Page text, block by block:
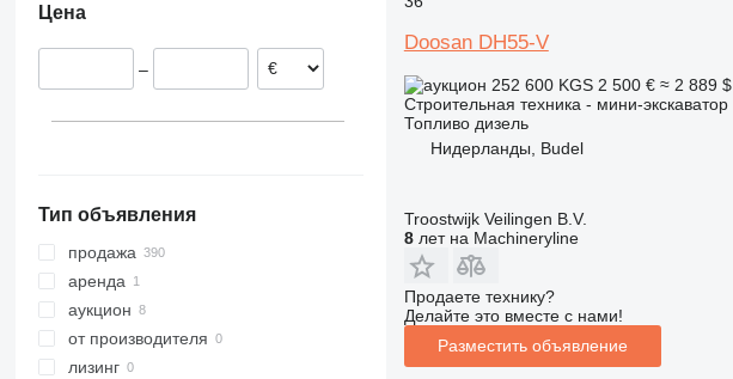
313
319
320
321
322
323
324
DX235
DX255
DX350LC
DX360
DX380
DX420
DX520
DX530
435S
8018
8025
8026
8030
8035
8055
3369
Pecolift
Toucan
XR
Цена
–
Тип объявления
продажа
аренда
аукцион
от производителя
лизинг
Doosan DH55-V
252 600 KGS 2 500 € ≈ 2 889 $
Строительная техника - мини-экскаватор
Топливо дизель
Нидерланды, Budel
Troostwijk Veilingen B.V.
8лет на Machineryline
Продаете технику?
Делайте это вместе с нами!
Разместить объявление